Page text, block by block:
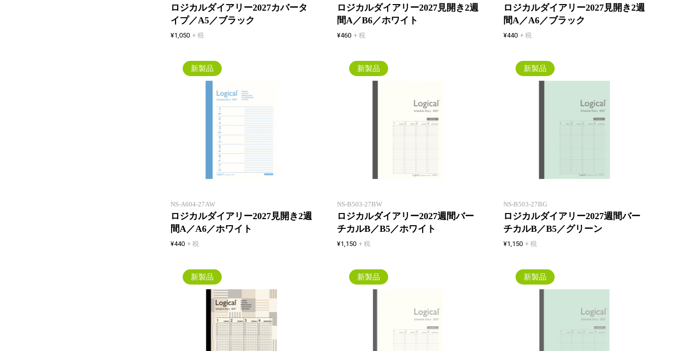
ロジカルダイアリー2027カバータ
イプ／A5／ブラック
¥1,050 + 税
ロジカルダイアリー2027見開き2週
間A／B6／ホワイト
¥460 + 税
ロジカルダイアリー2027見開き2週
間A／A6／ブラック
¥440 + 税
新製品
NS-A604-27AW
ロジカルダイアリー2027見開き2週
間A／A6／ホワイト
薄いウィークリー！見開き2週間
年間、マンスリーとの併用でスケ
¥440 + 税
新製品
NS-B503-27BW
ロジカルダイアリー2027週間バー
チカルB／B5／ホワイト
ウィークリー見開き1週間+翌週表
¥1,150 + 税
新製品
NS-B503-27BG
ロジカルダイアリー2027週間バー
チカルB／B5／グリーン
¥1,150 + 税
新製品 新製品 新製品